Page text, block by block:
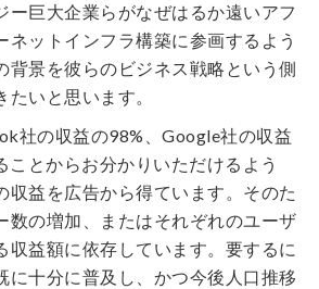
ー巨大企業らがなぜはるか遠いアフ
ネットインフラ構築に参画するよう
背景を彼らのビジネス戦略という側
いと思います。
社の収益の98%、Google社の収益
ことからお分かりいただけるよう
収益を広告から得ています。そのた
数の増加、またはそれぞれのユーザ
収益額に依存しています。要するに
に十分に普及し、かつ今後人口推移